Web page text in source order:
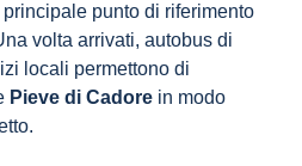
punto di riferimento
volta arrivati, autobus di
locali permettono di
Pieve di Cadorein modo